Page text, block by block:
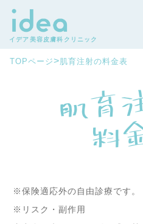
イデア美容皮膚科クリニック
TOPページ>肌育注射の料金表
※保険適応外の自由診療です。
※リスク・副作用